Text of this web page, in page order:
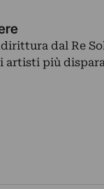
dal Re
artisti più